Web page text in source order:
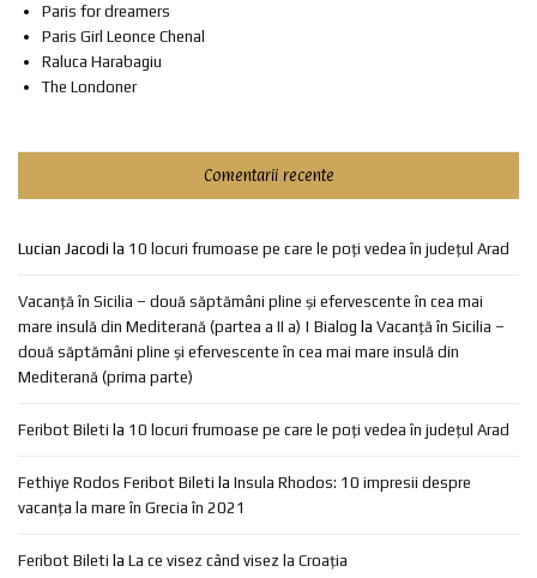
Paris for dreamers
Paris Girl Leonce Chenal
Raluca Harabagiu
The Londoner
Comentarii recente
Lucian Jacodi la 10 locuri frumoase pe care le poți vedea în județul Arad
Vacanță în Sicilia – două săptămâni pline și efervescente în cea mai
mare insulă din Mediterană (partea a II a) | Bialog la Vacanță în Sicilia –
două săptămâni pline și efervescente în cea mai mare insulă din
Mediterană (prima parte)
Feribot Bileti la 10 locuri frumoase pe care le poți vedea în județul Arad
Fethiye Rodos Feribot Bileti la Insula Rhodos: 10 impresii despre
vacanța la mare în Grecia în 2021
Feribot Bileti la La ce visez când visez la Croația